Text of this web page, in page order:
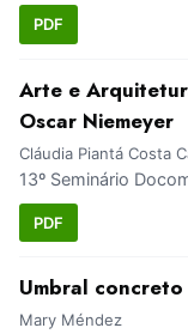
PDF
Arte e
Oscar Niemeyer
Cláudia Piantá Costa
13º Seminário
PDF
Umbral
Mary Méndez